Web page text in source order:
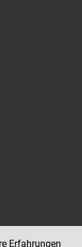
Erfahrungen